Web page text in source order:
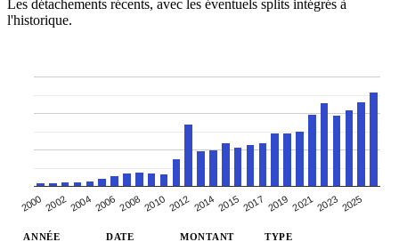
Les détachements récents, avec les éventuels splits intégrés à
l'historique.
2000 20022004 2006 20082010 2012 2014 2015 2017 2019 202120232025
ANNÉE DATE MONTANT TYPE